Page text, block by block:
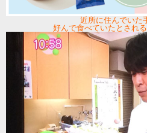
近所に住んでいた
好んで食べていたとされ